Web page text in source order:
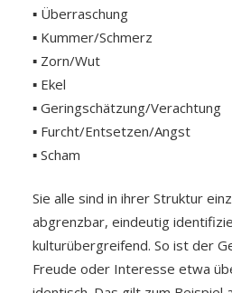
▪ Überraschung
▪ Kummer/Schmerz
▪ Zorn/Wut
▪ Ekel
▪ Geringschätzung/Verachtung
▪ Furcht/Entsetzen/Angst
▪ Scham
Sie alle sind in ihrer Struktur
abgrenzbar, eindeutig
kulturübergreifend. So ist der
Freude oder Interesse etwa